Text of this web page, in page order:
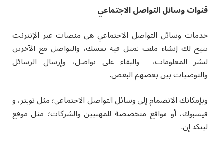
قنوات وسائل التواصل الاجتماعي
خدمات وسائل التواصل الاجتماعي هي منصات عبر الإنترنت
تتيح لك إنشاء ملف تمثل فيه نفسك، والتواصل مع الآخرين
لنشر المعلومات، والبقاء على تواصل، وإرسال الرسائل
والتوصيات بين بعضهم البعض.
وبإمكانك الانضمام إلى وسائل التواصل الاجتماعي؛ مثل تويتر، و
فيسبوك، أو مواقع متخصصة للمهنيين والشركات؛ مثل موقع
لينكد إن.